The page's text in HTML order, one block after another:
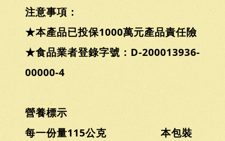
注意事項：
★本產品已投保1000萬元產品責任險
★食品業者登錄字號：D-200013936-
00000-4
營養標示
每一份量115公克 本包裝